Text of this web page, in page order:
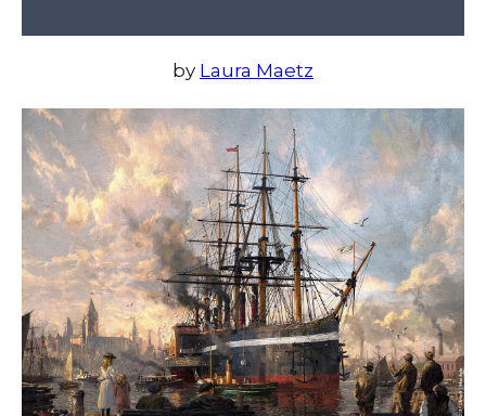
by Laura Maetz